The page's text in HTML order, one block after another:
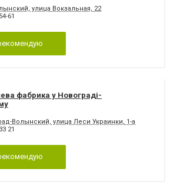
улица Вокзальная, 22
61
фабрика у Новограді-
Волынский, улица Леси Украинки, 1-а
21